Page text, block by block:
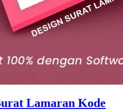
Lamaran Kode